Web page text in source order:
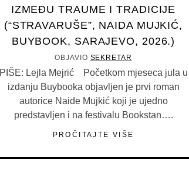
IZMEĐU TRAUME I TRADICIJE
(“STRAVARUŠE”, NAIDA MUJKIĆ,
BUYBOOK, SARAJEVO, 2026.)
OBJAVIO SEKRETAR
PIŠE: Lejla Mejrić Početkom mjeseca jula u
izdanju Buybooka objavljen je prvi roman
autorice Naide Mujkić koji je ujedno
predstavljen i na festivalu Bookstan….
PROČITAJTE VIŠE